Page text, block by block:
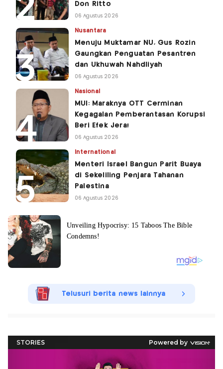
Don Ritto
06 Agustus 2026
Nusantara
Menuju Muktamar NU, Gus Rozin
Gaungkan Penguatan Pesantren
dan Ukhuwah Nahdliyah
06 Agustus 2026
Nasional
MUI: Maraknya OTT Cerminan
Kegagalan Pemberantasan Korupsi
Beri Efek Jera!
06 Agustus 2026
International
Menteri Israel Bangun Parit Buaya
di Sekeliling Penjara Tahanan
Palestina
06 Agustus 2026
Telusuri berita news lainnya